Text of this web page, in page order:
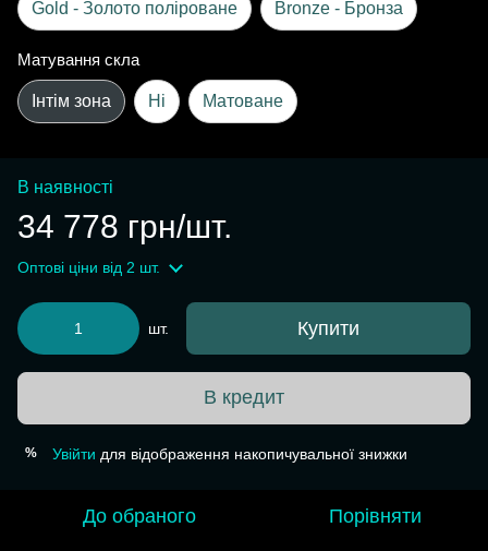
Gold - Золото поліроване Bronze - Бронза
Матування скла
Інтім зона Ні Матоване
В наявності
34 778 грн/шт.
Оптові ціни від 2 шт.
шт. Купити
В кредит
% Увійти для відображення накопичувальної знижки
До обраного Порівняти